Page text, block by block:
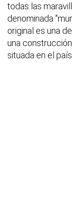
todas las
denominada
original es una
una
situada en el